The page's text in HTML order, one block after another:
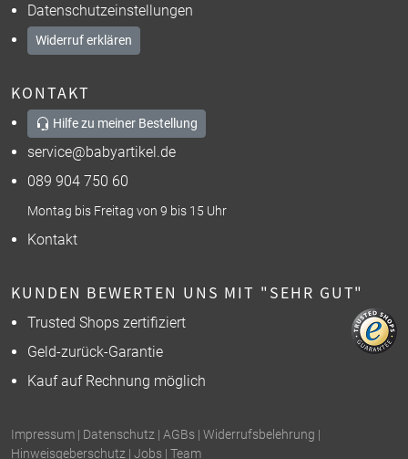
Datenschutzeinstellungen
Widerruf erklären
KONTAKT
Hilfe zu meiner Bestellung
service@babyartikel.de
089 904 750 60
Montag bis Freitag von 9 bis 15 Uhr
Kontakt
KUNDEN BEWERTEN UNS MIT "SEHR GUT"
Trusted Shops zertifiziert
Geld-zurück-Garantie
Kauf auf Rechnung möglich
Impressum | Datenschutz | AGBs | Widerrufsbelehrung |
Hinweisgeberschutz | Jobs | Team